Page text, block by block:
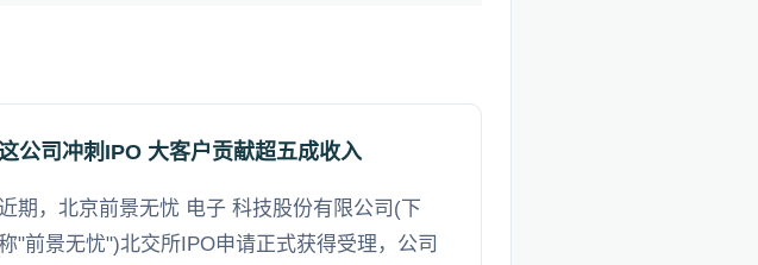
公司冲刺IPO 大客户贡献超五成收入
近期，北京前景无忧 电子 科技股份有限公司(下
"前景无忧")北交所IPO申请正式获得受理，公司